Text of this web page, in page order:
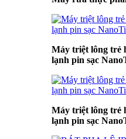
Máy triệt lông trẻ
lạnh pin sạc
Máy triệt lông trẻ
lạnh pin sạc